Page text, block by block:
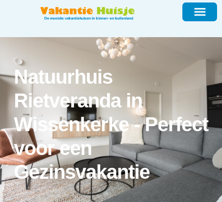
Natuurhuis
Rietveranda in
Wissenkerke - Perfect
voor een
Gezinsvakantie